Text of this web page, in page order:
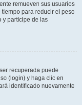
remueven sus usuarios
para reducir el peso
y participe de las
recuperada puede
(login) y haga clic en
identificado nuevamente